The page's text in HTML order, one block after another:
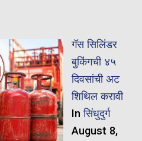
गॅस सिलिंडर
बुकिंगची ४५
दिवसांची अट
शिथिल करावी
Inसिंधुदुर्ग
August 8,